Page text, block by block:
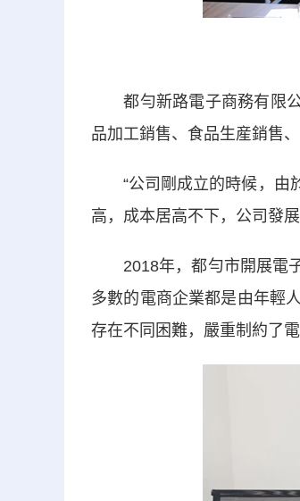
都勻新路電子商務有限公
品加工銷售、食品生産銷售
“公司剛成立的時候，由於
高，成本居高不下，公司發
2018年，都勻市開展電子
多數的電商企業都是由年輕
存在不同困難，嚴重制約了電